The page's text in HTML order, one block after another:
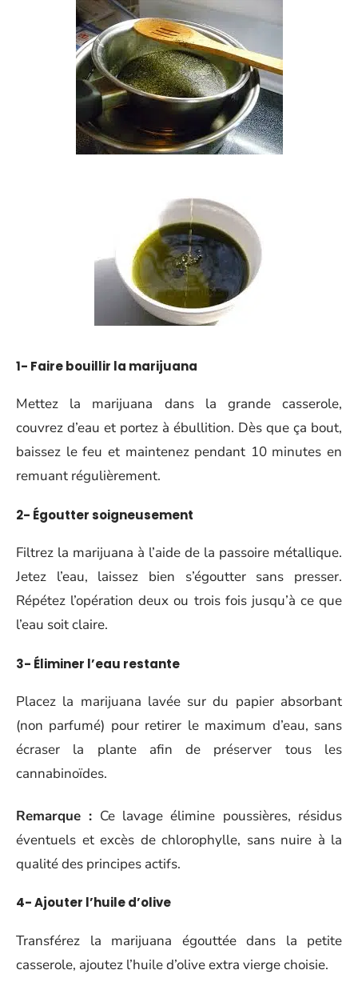
1- Faire bouillir la marijuana
Mettez la marijuana dans la grande casserole,
couvrez d’eau et portez à ébullition. Dès que ça bout,
baissez le feu et maintenez pendant 10 minutes en
remuant régulièrement.
2- Égoutter soigneusement
Filtrez la marijuana à l’aide de la passoire métallique.
Jetez l’eau, laissez bien s’égoutter sans presser.
Répétez l’opération deux ou trois fois jusqu’à ce que
l’eau soit claire.
3- Éliminer l’eau restante
Placez la marijuana lavée sur du papier absorbant
(non parfumé) pour retirer le maximum d’eau, sans
écraser la plante afin de préserver tous les
cannabinoïdes.
Remarque : Ce lavage élimine poussières, résidus
éventuels et excès de chlorophylle, sans nuire à la
qualité des principes actifs.
4- Ajouter l’huile d’olive
Transférez la marijuana égouttée dans la petite
casserole, ajoutez l’huile d’olive extra vierge choisie.